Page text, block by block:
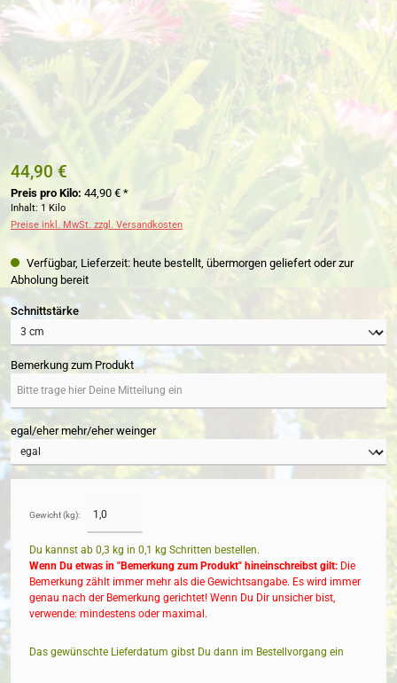
44,90 €
Preis pro Kilo: 44,90 € *
Inhalt: 1 Kilo
Preise inkl. MwSt. zzgl. Versandkosten
Verfügbar, Lieferzeit: heute bestellt, übermorgen geliefert oder zur
Abholung bereit
Schnittstärkeauswählen
Bemerkung zum Produkt
egal/eher mehr/eher weinger
Gewicht (kg):
Du kannst ab 0,3 kg in 0,1 kg Schritten bestellen.
Wenn Du etwas in "Bemerkung zum Produkt" hineinschreibst gilt: Die
Bemerkung zählt immer mehr als die Gewichtsangabe. Es wird immer
genau nach der Bemerkung gerichtet! Wenn Du Dir unsicher bist,
verwende: mindestens oder maximal.
Das gewünschte Lieferdatum gibst Du dann im Bestellvorgang ein